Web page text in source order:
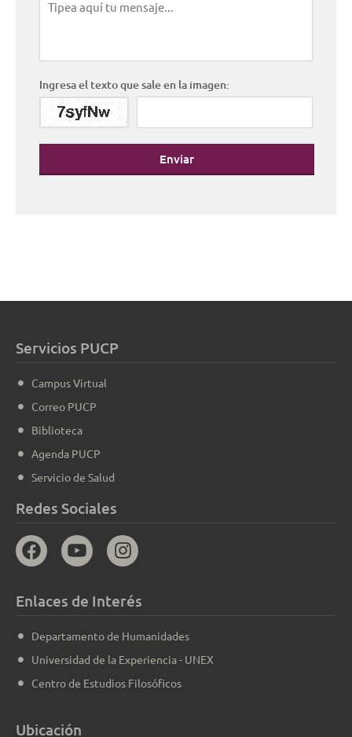
Ingresa el texto que sale en la imagen:
Enviar
Servicios PUCP
Campus Virtual
Correo PUCP
Biblioteca
Agenda PUCP
Servicio de Salud
Redes Sociales
Enlaces de Interés
Departamento de Humanidades
Universidad de la Experiencia - UNEX
Centro de Estudios Filosóficos
Ubicación